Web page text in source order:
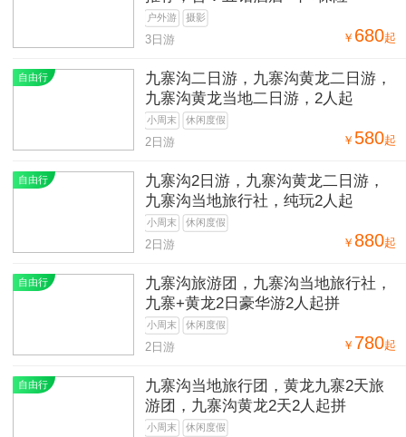
户外游 摄影
￥ 680起
3日游
自由行
九寨沟二日游，九寨沟黄龙二日游，
九寨沟黄龙当地二日游，2人起
小周末 休闲度假
￥ 580起
2日游
自由行
九寨沟2日游，九寨沟黄龙二日游，
九寨沟当地旅行社，纯玩2人起
小周末 休闲度假
￥ 880起
2日游
自由行
九寨沟旅游团，九寨沟当地旅行社，
九寨+黄龙2日豪华游2人起拼
小周末 休闲度假
￥ 780起
2日游
自由行
九寨沟当地旅行团，黄龙九寨2天旅
游团，九寨沟黄龙2天2人起拼
小周末 休闲度假